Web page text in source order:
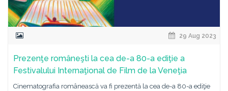
29 Aug 2023
Prezenţe româneşti la cea de-a 80-a ediţie a
Festivalului Internaţional de Film de la Veneţia
Cinematografia românească va fi prezentă la cea de-a 80-a ediţie